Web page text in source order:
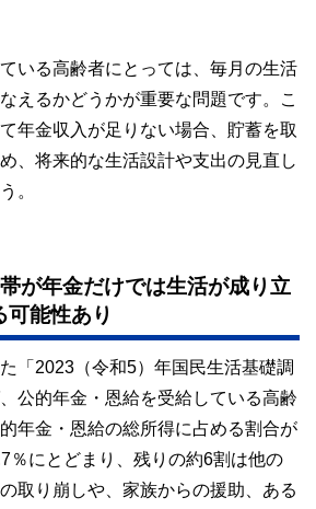
いる高齢者にとっては、毎月の生活
えるかどうかが重要な問題です。こ
年金収入が足りない場合、貯蓄を取
、将来的な生活設計や支出の見直し
。
が年金だけでは生活が成り立
可能性あり
「2023（令和5）年国民生活基礎調
公的年金・恩給を受給している高齢
年金・恩給の総所得に占める割合が
％にとどまり、残りの約6割は他の
取り崩しや、家族からの援助、ある